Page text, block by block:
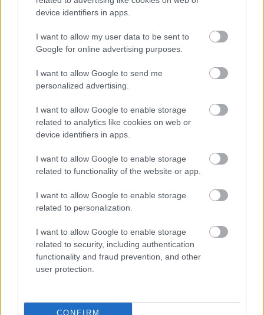
device identifiers in apps.
I want to allow my user data to be sent to
Google for online advertising purposes.
I want to allow Google to send me
personalized advertising.
I want to allow Google to enable storage
related to analytics like cookies on web or
device identifiers in apps.
I want to allow Google to enable storage
related to functionality of the website or app.
I want to allow Google to enable storage
related to personalization.
I want to allow Google to enable storage
related to security, including authentication
functionality and fraud prevention, and other
user protection.
CONFIRM
rendezvényhelyszínén, a Millenárison.
Kaszás Attila-díj - elindult a
közönségszavazás
2020. június 23.
Csankó Zoltánra (Győri Nemzeti Színház), Földes